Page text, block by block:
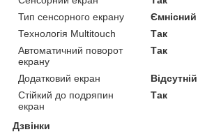
Тип сенсорного екрану
Ємнісний
Технологія Multitouch
Так
Автоматичний поворот
екрану
Так
Додатковий екран
Відсутній
Стійкий до подряпин
екран
Так
Дзвінки